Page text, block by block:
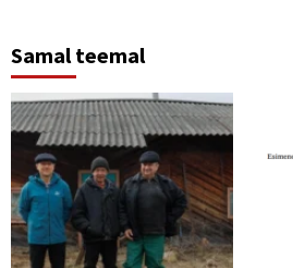
Samal teemal